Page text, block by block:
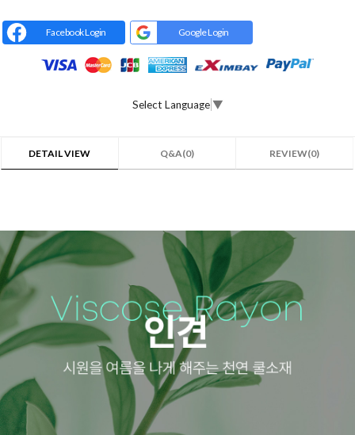
Facebook Login Google Login
Select Language▼
DETAIL VIEW Q&A(0) REVIEW(0)